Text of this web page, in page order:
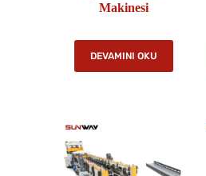
Makinesi
DEVAMINI OKU